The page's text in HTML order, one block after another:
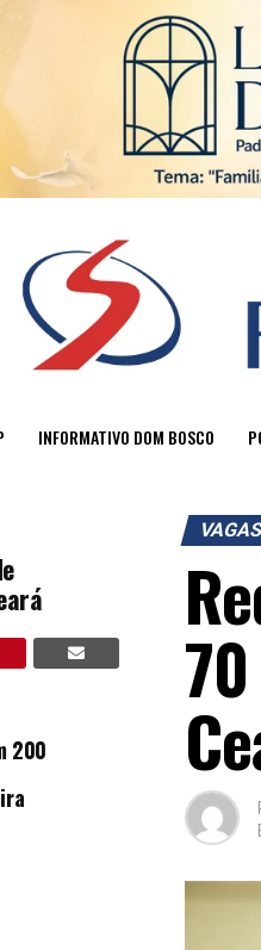
INFORMATIVO DOM BOSCO
200